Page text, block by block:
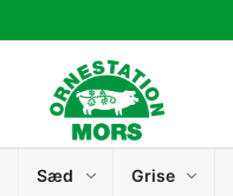
Sæd Grise